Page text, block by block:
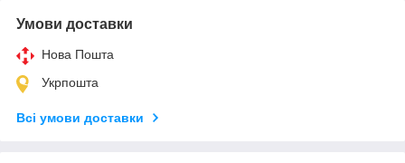
Умови доставки
Нова Пошта
Укрпошта
Всі умови доставки